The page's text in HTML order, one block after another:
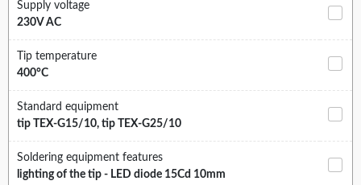
Supply voltage
230V AC
Tip temperature
400°C
Standard equipment
tip TEX-G15/10, tip TEX-G25/10
Soldering equipment features
lighting of the tip - LED diode 15Cd 10mm